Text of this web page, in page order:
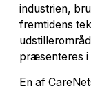
industrien,
fremtidens
præsenteres i
En af